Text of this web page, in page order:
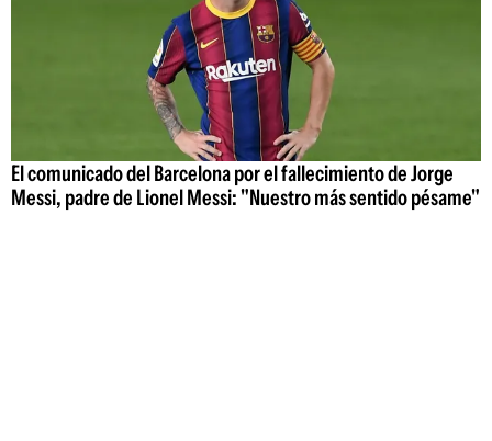
El comunicado del Barcelona por el fallecimiento de Jorge
Messi, padre de Lionel Messi: "Nuestro más sentido pésame"